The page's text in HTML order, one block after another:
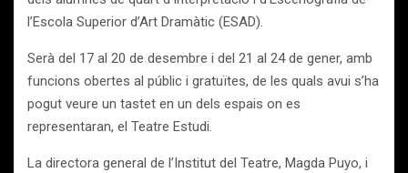
l’Escola Superior d’Art Dramàtic (ESAD).
Serà del 17 al 20 de desembre i del 21 al 24 de gener, amb
funcions obertes al públic i gratuïtes, de les quals avui s’ha
pogut veure un tastet en un dels espais on es
representaran, el Teatre Estudi.
La directora general de l’Institut del Teatre, Magda Puyo, i